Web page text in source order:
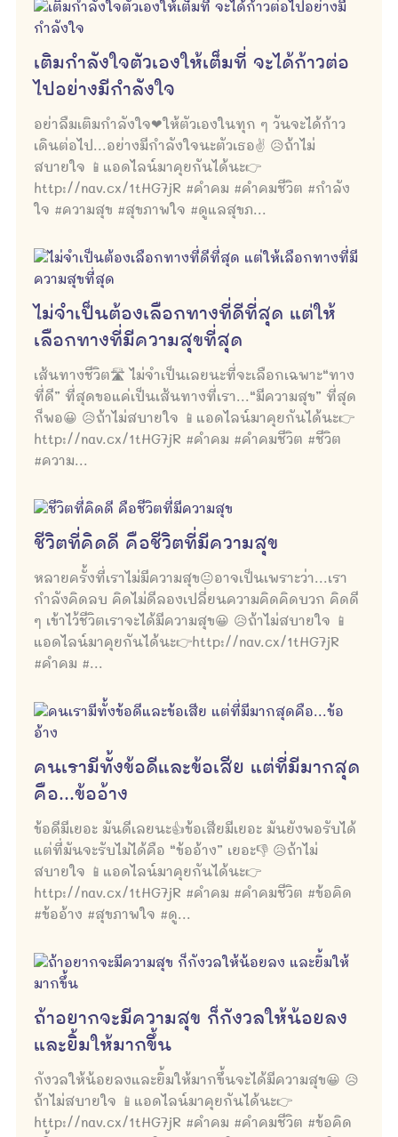
เติมกำลังใจตัวเองให้เต็มที่ จะได้ก้าวต่อ
ไปอย่างมีกำลังใจ
อย่าลืมเติมกำลังใจ❤ให้ตัวเองในทุก ๆ วันจะได้ก้าว
เดินต่อไป...อย่างมีกำลังใจนะตัวเธอ✌ 😥ถ้าไม่
สบายใจ 📱แอดไลน์มาคุยกันได้นะ👉
http://nav.cx/1tHG7jR #คำคม #คำคมชีวิต #กำลัง
ใจ #ความสุข #สุขภาพใจ #ดูแลสุขภ...
ไม่จำเป็นต้องเลือกทางที่ดีที่สุด แต่ให้
เลือกทางที่มีความสุขที่สุด
เส้นทางชีวิต🛣 ไม่จำเป็นเลยนะที่จะเลือกเฉพาะ“ทาง
ที่ดี” ที่สุดขอแค่เป็นเส้นทางที่เรา...“มีความสุข” ที่สุด
ก็พอ😀 😥ถ้าไม่สบายใจ 📱แอดไลน์มาคุยกันได้นะ👉
http://nav.cx/1tHG7jR #คำคม #คำคมชีวิต #ชีวิต
#ความ...
ชีวิตที่คิดดี คือชีวิตที่มีความสุข
หลายครั้งที่เราไม่มีความสุข😐อาจเป็นเพราะว่า...เรา
กำลังคิดลบ คิดไม่ดีลองเปลี่ยนความคิดคิดบวก คิดดี
ๆ เข้าไว้ชีวิตเราจะได้มีความสุข😀 😥ถ้าไม่สบายใจ 📱
แอดไลน์มาคุยกันได้นะ👉http://nav.cx/1tHG7jR
#คำคม #...
คนเรามีทั้งข้อดีและข้อเสีย แต่ที่มีมากสุด
คือ...ข้ออ้าง
ข้อดีมีเยอะ มันดีเลยนะ👍ข้อเสียมีเยอะ มันยังพอรับได้
แต่ที่มันจะรับไม่ได้คือ “ข้ออ้าง” เยอะ👎 😥ถ้าไม่
สบายใจ 📱แอดไลน์มาคุยกันได้นะ👉
http://nav.cx/1tHG7jR #คำคม #คำคมชีวิต #ข้อคิด
#ข้ออ้าง #สุขภาพใจ #ดู...
ถ้าอยากจะมีความสุข ก็กังวลให้น้อยลง
และยิ้มให้มากขึ้น
กังวลให้น้อยลงและยิ้มให้มากขึ้นจะได้มีความสุข😀 😥
ถ้าไม่สบายใจ 📱แอดไลน์มาคุยกันได้นะ👉
http://nav.cx/1tHG7jR #คำคม #คำคมชีวิต #ข้อคิด